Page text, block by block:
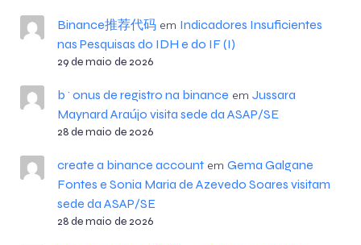
Binance推荐代码em Indicadores Insuficientes
nas Pesquisas do IDH e do IF (I)
29 de maio de 2026
b^onus de registro na binance em Jussara
Maynard Araújo visita sede da ASAP/SE
28 de maio de 2026
create a binance accountem Gema Galgane
Fontes e Sonia Maria de Azevedo Soares visitam
sede da ASAP/SE
28 de maio de 2026